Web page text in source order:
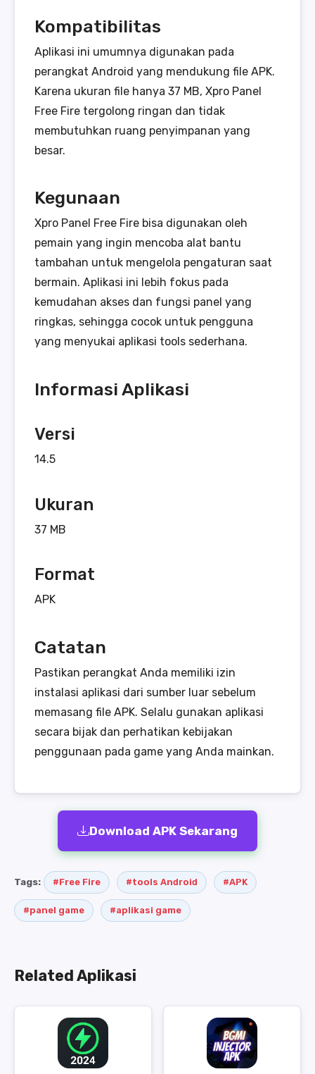
Kompatibilitas
Aplikasi ini umumnya digunakan pada
perangkat Android yang mendukung file APK.
Karena ukuran file hanya 37 MB, Xpro Panel
Free Fire tergolong ringan dan tidak
membutuhkan ruang penyimpanan yang
besar.
Kegunaan
Xpro Panel Free Fire bisa digunakan oleh
pemain yang ingin mencoba alat bantu
tambahan untuk mengelola pengaturan saat
bermain. Aplikasi ini lebih fokus pada
kemudahan akses dan fungsi panel yang
ringkas, sehingga cocok untuk pengguna
yang menyukai aplikasi tools sederhana.
Informasi Aplikasi
Versi
14.5
Ukuran
37 MB
Format
APK
Catatan
Pastikan perangkat Anda memiliki izin
instalasi aplikasi dari sumber luar sebelum
memasang file APK. Selalu gunakan aplikasi
secara bijak dan perhatikan kebijakan
penggunaan pada game yang Anda mainkan.
Download APK Sekarang
Tags: #Free Fire #tools Android #APK
#panel game #aplikasi game
Related Aplikasi